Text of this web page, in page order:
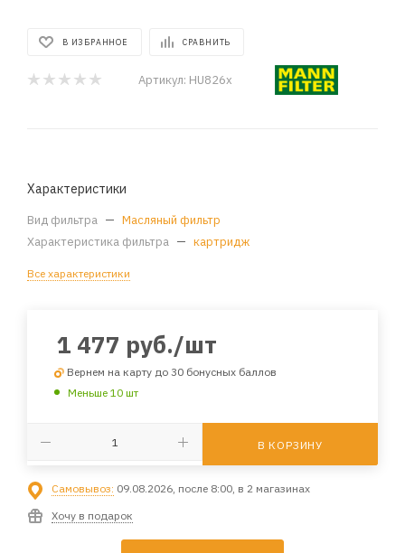
В ИЗБРАННОЕ СРАВНИТЬ
Артикул: HU826x
Характеристики
Вид фильтра — Масляный фильтр
Характеристика фильтра — картридж
Все характеристики
1 477 руб./шт
Вернем на карту до 30 бонусных баллов
Меньше 10 шт
В КОРЗИНУ
Самовывоз: 09.08.2026, после 8:00, в 2 магазинах
Хочу в подарок